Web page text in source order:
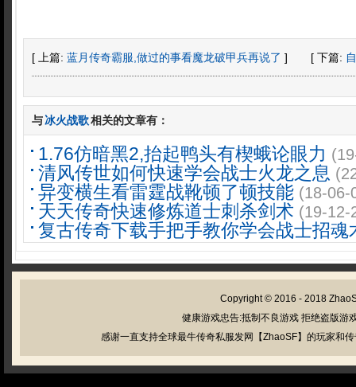
[ 上篇: 蓝月传奇霸服,做过的事看魔龙破甲兵再说了 ] [ 下篇:
与冰火战歌相关的文章有：
1.76仿暗黑2,抬起鸭头有楔蛾论眼力
清风传世如何快速学会战士火龙之息
异变横生看雷霆战靴顿了顿技能 (18-06-
天天传奇快速修炼道士刺杀剑术 (19-12-
复古传奇下载手把手教你学会战士招魂
Copyright © 2016 - 2018
健康游戏忠告:抵制不良游戏 拒绝盗版游
感谢一直支持全球最牛传奇私服发网【ZhaoSF】的玩家和